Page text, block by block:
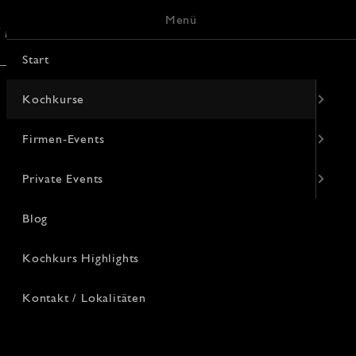
Menü
Start
Kochkurse
Firmen-Events
Private Events
Blog
Kochkurs Highlights
Kontakt / Lokalitäten